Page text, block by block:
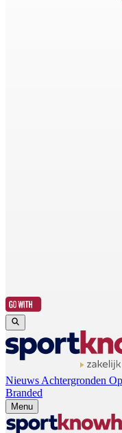
Nieuws Achtergronden
Branded
Menu